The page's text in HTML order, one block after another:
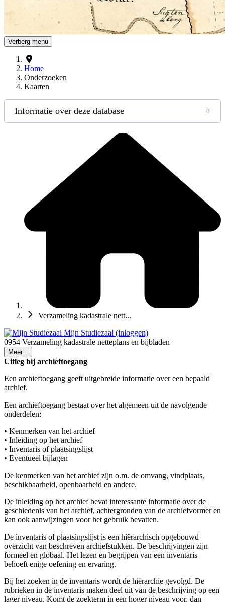
Verberg menu
Home
Onderzoeken
Kaarten
Informatie over deze database
Verzameling kadastrale nett...
Mijn Studiezaal (inloggen)
0954 Verzameling kadastrale netteplans en bijbladen
Meer...
Uitleg bij archieftoegang
Een archieftoegang geeft uitgebreide informatie over een bepaald
archief.
Een archieftoegang bestaat over het algemeen uit de navolgende
onderdelen:
• Kenmerken van het archief
• Inleiding op het archief
• Inventaris of plaatsingslijst
• Eventueel bijlagen
De kenmerken van het archief zijn o.m. de omvang, vindplaats,
beschikbaarheid, openbaarheid en andere.
De inleiding op het archief bevat interessante informatie over de
geschiedenis van het archief, achtergronden van de archiefvormer en
kan ook aanwijzingen voor het gebruik bevatten.
De inventaris of plaatsingslijst is een hiërarchisch opgebouwd
overzicht van beschreven archiefstukken. De beschrijvingen zijn
formeel en globaal. Het lezen en begrijpen van een inventaris
behoeft enige oefening en ervaring.
Bij het zoeken in de inventaris wordt de hiërarchie gevolgd. De
rubrieken in de inventaris maken deel uit van de beschrijving op een
lager niveau. Komt de zoekterm in een hoger niveau voor, dan